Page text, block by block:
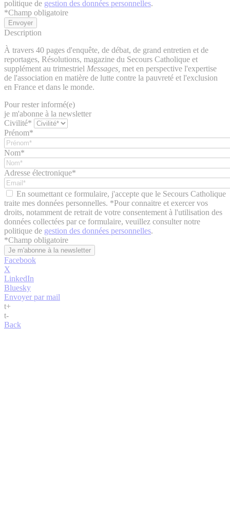
politique de gestion des données personnelles.
*Champ obligatoire
Description
À travers 40 pages d'enquête, de débat, de grand entretien et de
reportages, Résolutions, magazine du Secours Catholique et
supplément au trimestriel Messages, met en perspective l'expertise
de l'association en matière de lutte contre la pauvreté et l'exclusion
en France et dans le monde.
Pour rester informé(e)
je m'abonne à la newsletter
Civilité*
Prénom*
Nom*
Adresse électronique*
En soumettant ce formulaire, j'accepte que le Secours Catholique
traite mes données personnelles. *Pour connaitre et exercer vos
droits, notamment de retrait de votre consentement à l'utilisation des
données collectées par ce formulaire, veuillez consulter notre
politique de gestion des données personnelles.
*Champ obligatoire
Facebook
X
LinkedIn
Bluesky
Envoyer par mail
t+
t-
Back